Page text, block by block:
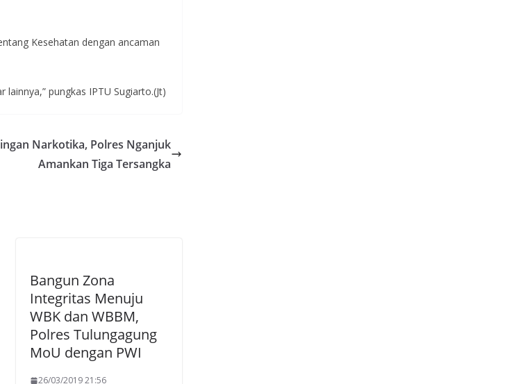
Kesehatan dengan ancaman
pungkas IPTU Sugiarto.(Jt)
Narkotika, Polres Nganjuk
Amankan Tiga Tersangka
Bangun Zona
Integritas Menuju
WBK dan WBBM,
Polres Tulungagung
MoU dengan PWI
26/03/2019 21:56